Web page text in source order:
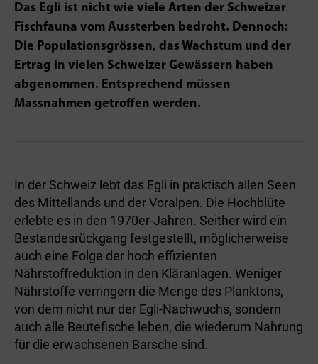
Das Egli ist nicht wie viele Arten der Schweizer
Fischfauna vom Aussterben bedroht. Dennoch:
Die Populationsgrössen, das Wachstum und der
Ertrag in vielen Schweizer Gewässern haben
abgenommen. Entsprechend müssen
Massnahmen getroffen werden.
In der Schweiz lebt das Egli in praktisch allen Seen
des Mittellands und der Voralpen. Die Hochblüte
erlebte es in den 1970er-Jahren. Seither wird ein
Bestandesrückgang festgestellt, möglicherweise
auch eine Folge der hoch effizienten
Nährstoffreduktion in den Kläranlagen. Weniger
Nährstoffe verringern die Menge des Planktons,
von dem nicht nur der Egli-Nachwuchs, sondern
auch alle Beutefische leben, die wiederum Nahrung
für die erwachsenen Barsche sind.